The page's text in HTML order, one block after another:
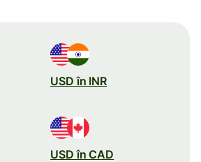
USD în INR
USD în CAD